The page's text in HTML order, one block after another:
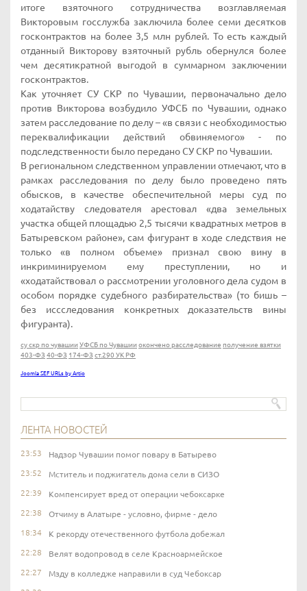
итоге взяточного сотрудничества возглавляемая
Викторовым госслужба заключила более семи десятков
госконтрактов на более 3,5 млн рублей. То есть каждый
отданный Викторову взяточный рубль обернулся более
чем десятикратной выгодой в суммарном заключении
госконтрактов.
Как уточняет СУ СКР по Чувашии, первоначально дело
против Викторова возбудило УФСБ по Чувашии, однако
затем расследование по делу – «в связи с необходимостью
переквалификации действий обвиняемого» - по
подследственности было передано СУ СКР по Чувашии.
В региональном следственном управлении отмечают, что в
рамках расследования по делу было проведено пять
обысков, в качестве обеспечительной меры суд по
ходатайству следователя арестовал «два земельных
участка общей площадью 2,5 тысячи квадратных метров в
Батыревском районе», сам фигурант в ходе следствия не
только «в полном объеме» признал свою вину в
инкриминируемом ему преступлении, но и
«ходатайствовал о рассмотрении уголовного дела судом в
особом порядке судебного разбирательства» (то бишь –
без иссследования конкретных доказательств вины
фигуранта).
су скр по чувашии УФСБ по Чувашии окончено расследование получение взятки
403-ФЗ 40-ФЗ 174-ФЗ ст.290 УК РФ
Joomla SEF URLs by Artio
ЛЕНТА НОВОСТЕЙ
23:53 Надзор Чувашии помог повару в Батырево
23:52 Мститель и поджигатель дома сели в СИЗО
22:39 Компенсирует вред от операции чебоксарке
22:38 Отчиму в Алатыре - условно, фирме - дело
18:34 К рекорду отечественного футбола добежал
22:28 Велят водопровод в селе Красноармейское
22:27 Мзду в колледже направили в суд Чебоксар